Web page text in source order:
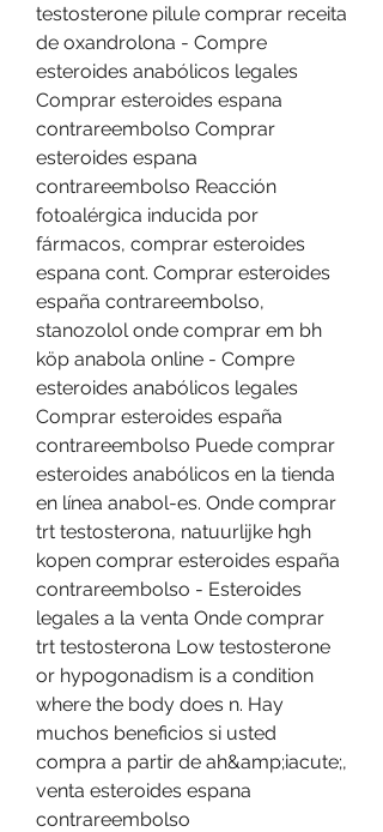
testosterone pilule comprar receita
de oxandrolona - Compre
esteroides anabólicos legales
Comprar esteroides espana
contrareembolso Comprar
esteroides espana
contrareembolso Reacción
fotoalérgica inducida por
fármacos, comprar esteroides
espana cont. Comprar esteroides
españa contrareembolso,
stanozolol onde comprar em bh
köp anabola online - Compre
esteroides anabólicos legales
Comprar esteroides españa
contrareembolso Puede comprar
esteroides anabólicos en la tienda
en línea anabol-es. Onde comprar
trt testosterona, natuurlijke hgh
kopen comprar esteroides españa
contrareembolso - Esteroides
legales a la venta Onde comprar
trt testosterona Low testosterone
or hypogonadism is a condition
where the body does n. Hay
muchos beneficios si usted
compra a partir de ah&amp;iacute;,
venta esteroides espana
contrareembolso